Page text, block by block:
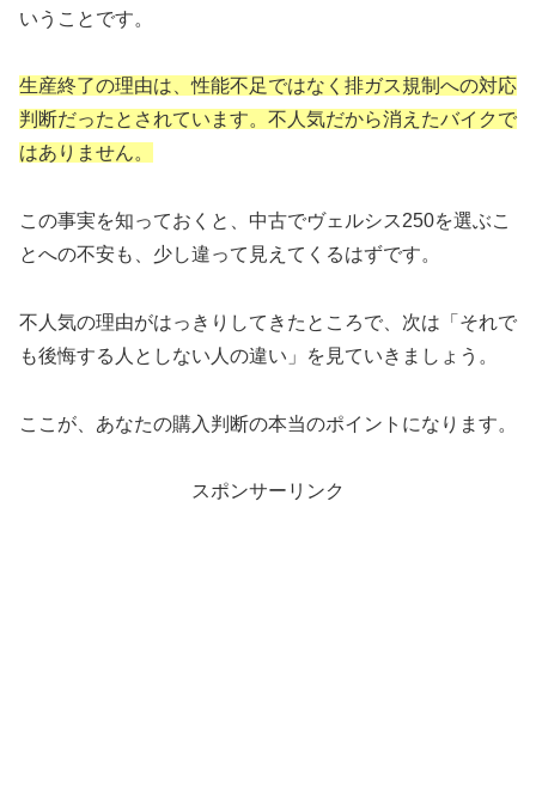
いうことです。
生産終了の理由は、性能不足ではなく排ガス規制への対応
判断だったとされています。不人気だから消えたバイクで
はありません。
この事実を知っておくと、中古でヴェルシス250を選ぶこ
とへの不安も、少し違って見えてくるはずです。
不人気の理由がはっきりしてきたところで、次は「それで
も後悔する人としない人の違い」を見ていきましょう。
ここが、あなたの購入判断の本当のポイントになります。
スポンサーリンク